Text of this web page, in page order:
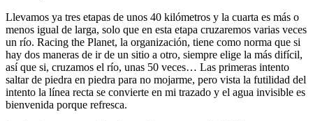
Llevamos ya tres etapas de unos 40 kilómetros y la cuarta es más o
menos igual de larga, solo que en esta etapa cruzaremos varias veces
un río. Racing the Planet, la organización, tiene como norma que si
hay dos maneras de ir de un sitio a otro, siempre elige la más difícil,
así que si, cruzamos el río, unas 50 veces… Las primeras intento
saltar de piedra en piedra para no mojarme, pero vista la futilidad del
intento la línea recta se convierte en mi trazado y el agua invisible es
bienvenida porque refresca.